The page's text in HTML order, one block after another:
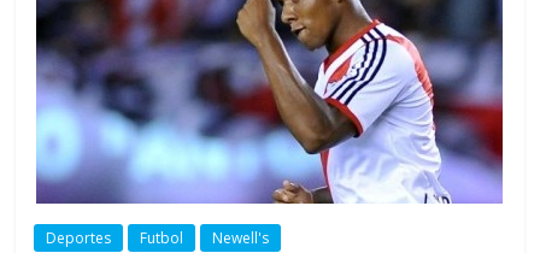
Deportes Futbol Newell's